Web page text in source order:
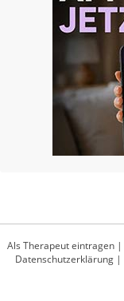
Als Therapeut eintragen |
Datenschutzerklärung|